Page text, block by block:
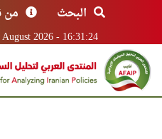
البحث من
2026 - 16:31:24